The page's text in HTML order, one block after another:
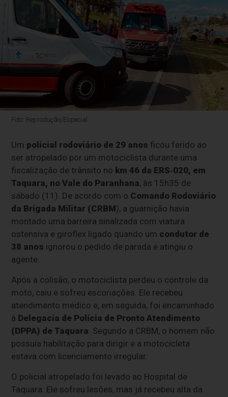
Foto: Reprodução/Especial
Um policial rodoviário de 29 anos ficou ferido ao
ser atropelado por um motociclista durante uma
fiscalização de trânsito no km 46 da ERS‑020, em
Taquara, no Vale do Paranhana, às 15h35 de
sábado (11). De acordo com o Comando Rodoviário
da Brigada Militar (CRBM), a guarnição havia
montado uma barreira sinalizada com viatura
ostensiva e giroflex ligado quando um condutor de
38 anos ignorou o pedido de parada e atingiu o
agente.
Após a colisão, o motociclista perdeu o controle da
moto, caiu e sofreu escoriações. Ele recebeu
atendimento médico e, em seguida, foi encaminhado
à Delegacia de Polícia de Pronto Atendimento
(DPPA) de Taquara . Segundo a CRBM, o homem não
possuía habilitação para dirigir e a motocicleta
estava com licenciamento irregular.
O policial atropelado foi levado ao Hospital de
Taquara. Ele sofreu lesões, mas já recebeu alta da